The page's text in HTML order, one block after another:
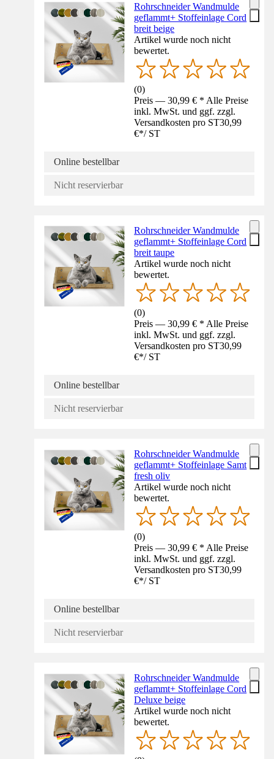
Rohrschneider Wandmulde
geflammt+ Stoffeinlage Cord
breit beige
Artikel wurde noch nicht
bewertet.
(0)
Preis — 30,99 € * Alle Preise
inkl. MwSt. und ggf. zzgl.
Versandkosten pro ST30,99
€*/ ST
Online bestellbar
Nicht reservierbar
Rohrschneider Wandmulde
geflammt+ Stoffeinlage Cord
breit taupe
Artikel wurde noch nicht
bewertet.
(0)
Preis — 30,99 € * Alle Preise
inkl. MwSt. und ggf. zzgl.
Versandkosten pro ST30,99
€*/ ST
Online bestellbar
Nicht reservierbar
Rohrschneider Wandmulde
geflammt+ Stoffeinlage Samt
fresh oliv
Artikel wurde noch nicht
bewertet.
(0)
Preis — 30,99 € * Alle Preise
inkl. MwSt. und ggf. zzgl.
Versandkosten pro ST30,99
€*/ ST
Online bestellbar
Nicht reservierbar
Rohrschneider Wandmulde
geflammt+ Stoffeinlage Cord
Deluxe beige
Artikel wurde noch nicht
bewertet.